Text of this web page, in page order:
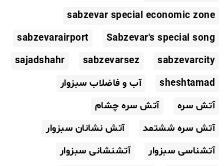
sabzevar special economic zone
Sabzevar's special song
sabzevarairport
sabzevarcity
sabzevarsez
sajadshahr
sheshtamad
آب و فاضلاب سبزوار
آتش سره
آتش سره چشام
آتش سره ششتمد
آتش نشانان سبزوار
آتشناسی سبزوار
آتشنشانی سبزوار